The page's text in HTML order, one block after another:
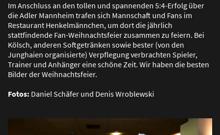
Im Anschluss an den tollen und spannenden 5:4-Erfolg über
die Adler Mannheim trafen sich Mannschaft und Fans im
Restaurant Henkelmännchen, um dort die jährlich
stattfindende Fan-Weihnachtsfeier zusammen zu feiern. Bei
Kölsch, anderen Softgetränken sowie bester (von den
Junghaien organisierte) Verpflegung verbrachten Spieler,
Trainer und Anhänger eine schöne Zeit. Wir haben die besten
Bilder der Weihnachtsfeier.
Fotos: Daniel Schäfer und Denis Wroblewski